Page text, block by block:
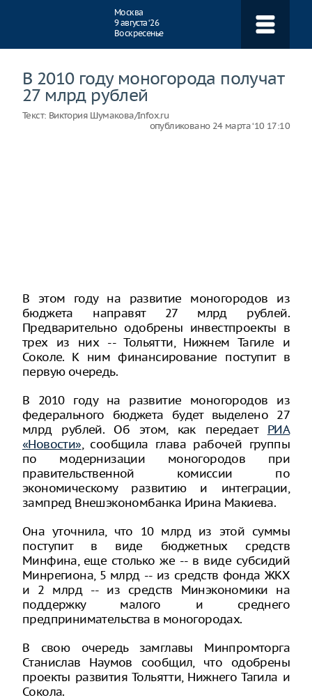
Москва
9 августа ‘26
Воскресенье
В 2010 году моногорода получат
27 млрд рублей
Текст: Виктория Шумакова/Infox.ru
опубликовано 24 марта ‘10 17:10
В этом году на развитие моногородов из
бюджета направят 27 млрд рублей.
Предварительно одобрены инвестпроекты в
трех из них -- Тольятти, Нижнем Тагиле и
Соколе. К ним финансирование поступит в
первую очередь.
В 2010 году на развитие моногородов из
федерального бюджета будет выделено 27
млрд рублей. Об этом, как передает РИА
«Новости», сообщила глава рабочей группы
по модернизации моногородов при
правительственной комиссии по
экономическому развитию и интеграции,
зампред Внешэкономбанка Ирина Макиева.
Она уточнила, что 10 млрд из этой суммы
поступит в виде бюджетных средств
Минфина, еще столько же -- в виде субсидий
Минрегиона, 5 млрд -- из средств фонда ЖКХ
и 2 млрд -- из средств Минэкономики на
поддержку малого и среднего
предпринимательства в моногородах.
В свою очередь замглавы Минпромторга
Станислав Наумов сообщил, что одобрены
проекты развития Тольятти, Нижнего Тагила и
Сокола.